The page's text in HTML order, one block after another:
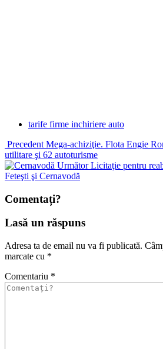
tarife firme inchiriere auto
Precedent Mega-achiziţie. Flota Engie
utilitare şi 62 autoturisme
Următor Licitaţie pentru
Feteşti şi Cernavodă
Comentați?
Lasă un răspuns
Adresa ta de email nu va fi publicată.
marcate cu *
Comentariu *